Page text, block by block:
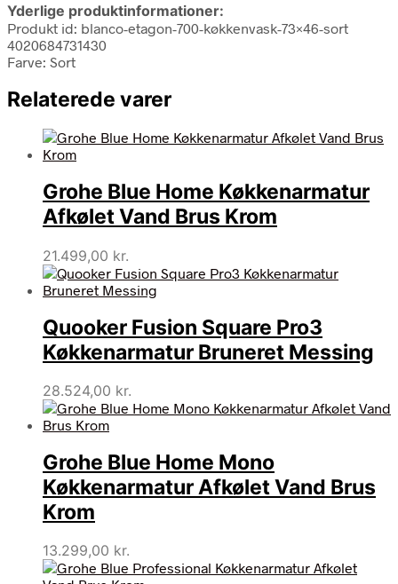
Yderlige produktinformationer:
Produkt id: blanco-etagon-700-køkkenvask-73×46-sort
4020684731430
Farve: Sort
Relaterede varer
Grohe Blue Home Køkkenarmatur
Afkølet Vand Brus Krom
21.499,00 kr.
Quooker Fusion Square Pro3
Køkkenarmatur Bruneret Messing
28.524,00 kr.
Grohe Blue Home Mono
Køkkenarmatur Afkølet Vand Brus
Krom
13.299,00 kr.